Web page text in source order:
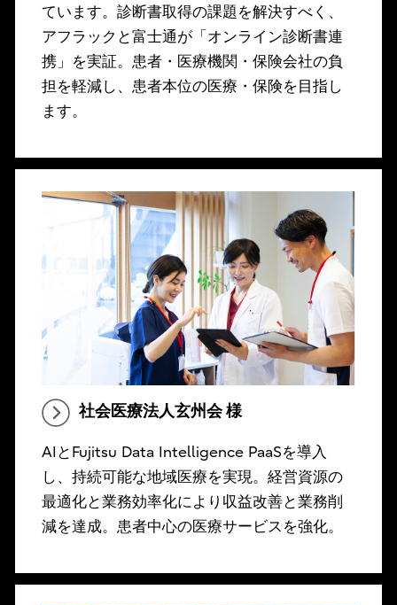
ています。診断書取得の課題を解決すべく、
アフラックと富士通が「オンライン診断書連
携」を実証。患者・医療機関・保険会社の負
担を軽減し、患者本位の医療・保険を目指し
ます。
社会医療法人玄州会 様
AIとFujitsu Data Intelligence PaaSを導入
し、持続可能な地域医療を実現。経営資源の
最適化と業務効率化により収益改善と業務削
減を達成。患者中心の医療サービスを強化。